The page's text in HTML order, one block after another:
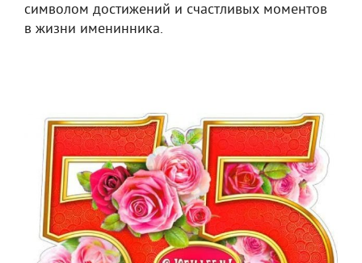
символом достижений и счастливых моментов
в жизни именинника.